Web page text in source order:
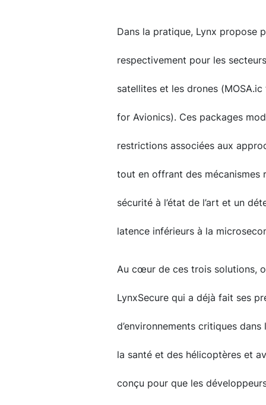
Dans la pratique, Lynx propose
respectivement pour les
satellites et les drones
for Avionics). Ces packages
restrictions associées aux
tout en offrant des mécanismes
sécurité à l’état de l’art et un
latence inférieurs à la
Au cœur de ces trois solutions,
LynxSecure qui a déjà fait ses
d’environnements critiques
la santé et des hélicoptères et
conçu pour que les